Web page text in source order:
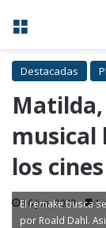
Menú
Destacadas
Matilda,
musical
los cines
16 Jun, 2022 1
El remake busca
por Roald Dahl.